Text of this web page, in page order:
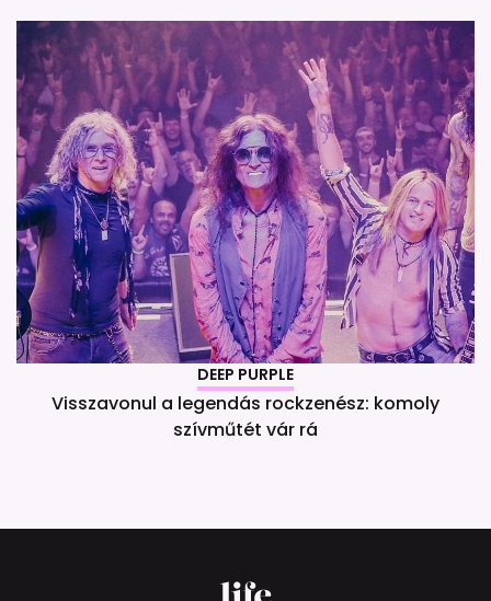
DEEP PURPLE
Visszavonul a legendás rockzenész: komoly
szívműtét vár rá